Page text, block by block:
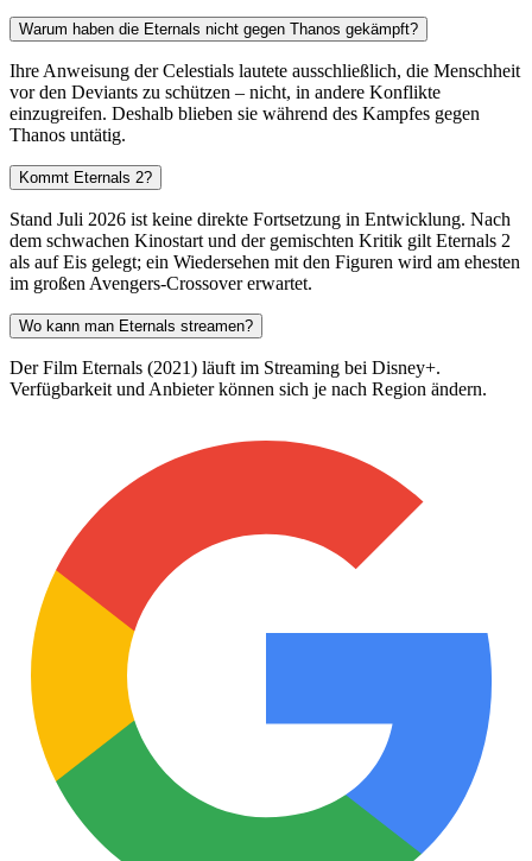
Warum haben die Eternals nicht gegen Thanos gekämpft?
Ihre Anweisung der Celestials lautete ausschließlich, die Menschheit
vor den Deviants zu schützen – nicht, in andere Konflikte
einzugreifen. Deshalb blieben sie während des Kampfes gegen
Thanos untätig.
Kommt Eternals 2?
Stand Juli 2026 ist keine direkte Fortsetzung in Entwicklung. Nach
dem schwachen Kinostart und der gemischten Kritik gilt Eternals 2
als auf Eis gelegt; ein Wiedersehen mit den Figuren wird am ehesten
im großen Avengers-Crossover erwartet.
Wo kann man Eternals streamen?
Der Film Eternals (2021) läuft im Streaming bei Disney+.
Verfügbarkeit und Anbieter können sich je nach Region ändern.